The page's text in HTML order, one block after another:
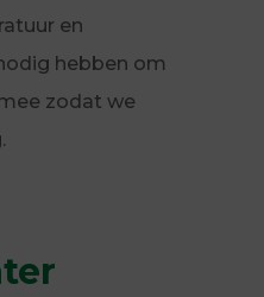
en
hebben om
zodat we